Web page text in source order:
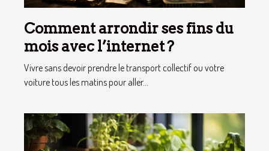
Comment arrondir ses fins du
mois avec l’internet ?
Vivre sans devoir prendre le transport collectif ou votre
voiture tous les matins pour aller...